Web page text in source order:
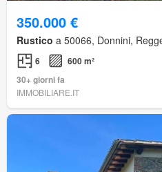
350.000 €
Rustico a 50066, Donnini,
6
600 m²
30+ giorni fa
IMMOBILIARE.IT